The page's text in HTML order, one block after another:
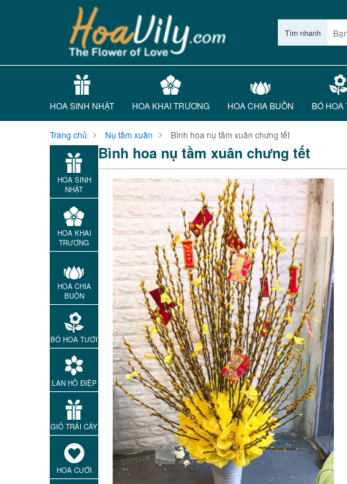
Tìm nhanh
HOA SINH NHẬT HOA KHAI TRƯƠNG HOA CHIA BUỒN BÓ HOA
Trang chủ Nụ tầm xuân Bình hoa nụ tầm xuân chưng tết
HOA SINH
NHẬT
HOA KHAI
TRƯƠNG
HOA CHIA
BUỒN
BÓ HOA TƯƠI
LAN HỒ ĐIỆP
GIỎ TRÁI CÂY
HOA CƯỚI
Bình hoa nụ tầm xuân chưng tết